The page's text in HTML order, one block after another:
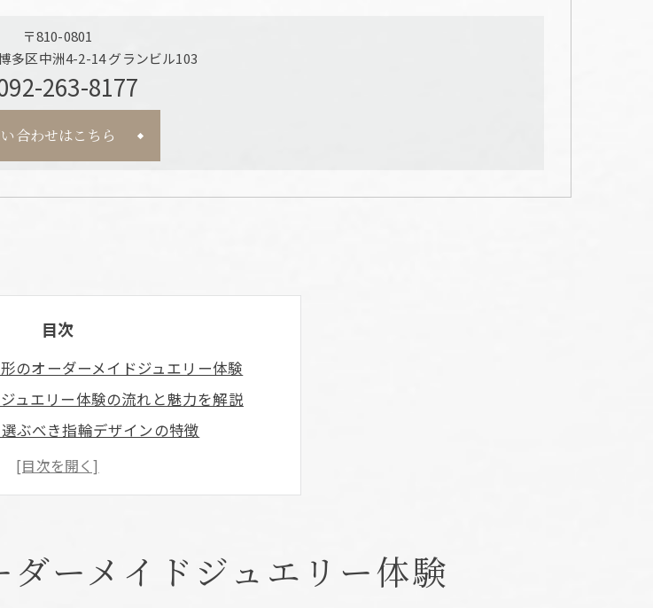
〒810-0801
多区中洲4-2-14 グランビル103
263-8177
合わせはこちら
目次
のオーダーメイドジュエリー体験
ュエリー体験の流れと魅力を解説
ぶべき指輪デザインの特徴
えるオーダーメイドのメリット
活かすオーダーメイドのコツ
選ぶ際のデザイン成功ポイント
輪の人気デザインポイント解説
ーメイドジュエリー体験